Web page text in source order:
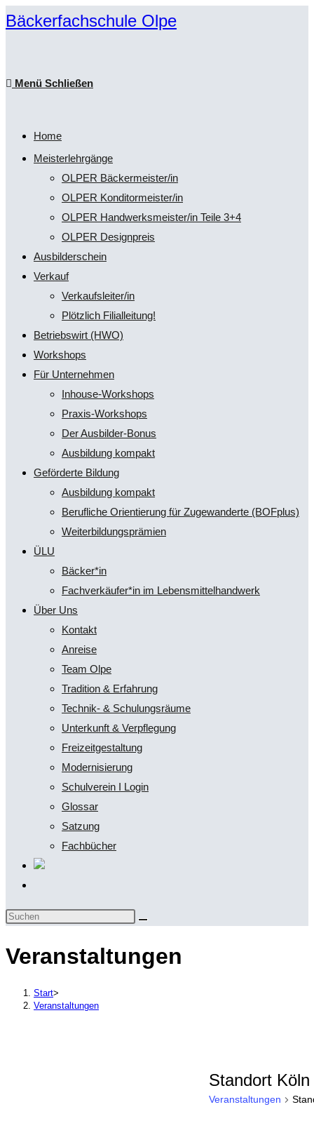
Zum
Bäckerfachschule Olpe
Menü Schließen
Home
Meisterlehrgänge
OLPER Bäckermeister/in
OLPER Konditormeister/in
OLPER Handwerksmeister/in Teile 3+4
OLPER Designpreis
Ausbilderschein
Verkauf
Verkaufsleiter/in
Plötzlich Filialleitung!
Betriebswirt (HWO)
Workshops
Für Unternehmen
Inhouse-Workshops
Praxis-Workshops
Der Ausbilder-Bonus
Ausbildung kompakt
Geförderte Bildung
Ausbildung kompakt
Berufliche Orientierung für Zugewanderte (BOFplus)
Weiterbildungsprämien
ÜLU
Bäcker*in
Fachverkäufer*in im Lebensmittelhandwerk
Über Uns
Kontakt
Anreise
Team Olpe
Tradition & Erfahrung
Technik- & Schulungsräume
Unterkunft & Verpflegung
Freizeitgestaltung
Modernisierung
Schulverein I Login
Glossar
Satzung
Fachbücher
umschalten
Diese
durchsuchen
Veranstaltungen
Start>
Veranstaltungen
Standort Köln
Veranstaltungen